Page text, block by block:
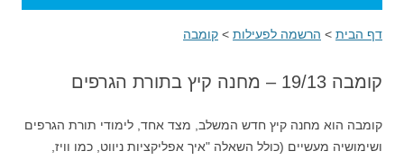
דף הבית > הרשמה לפעילות > קומבה
קומבה 19/13 – מחנה קיץ בתורת הגרפים
קומבה הוא מחנה קיץ חדש המשלב, מצד אחד, לימודי תורת הגרפים
ושימושיה מעשיים (כולל השאלה "איך אפליקציות ניווט, כמו וויז,